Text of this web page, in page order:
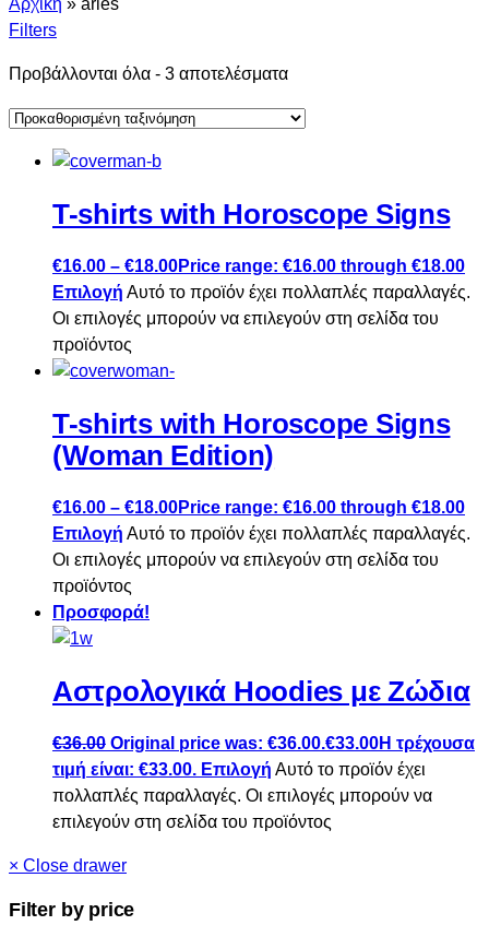
Αρχική » aries
Filters
Προβάλλονται όλα - 3 αποτελέσματα
T-shirts with Horoscope Signs
€16.00 – €18.00Price range: €16.00 through €18.00
Επιλογή Αυτό το προϊόν έχει πολλαπλές παραλλαγές.
Οι επιλογές μπορούν να επιλεγούν στη σελίδα του
προϊόντος
T-shirts with Horoscope Signs
(Woman Edition)
€16.00 – €18.00Price range: €16.00 through €18.00
Επιλογή Αυτό το προϊόν έχει πολλαπλές παραλλαγές.
Οι επιλογές μπορούν να επιλεγούν στη σελίδα του
προϊόντος
Προσφορά!
Αστρολογικά Hoodies με Ζώδια
€36.00 Original price was: €36.00.€33.00Η τρέχουσα
τιμή είναι: €33.00. Επιλογή Αυτό το προϊόν έχει
πολλαπλές παραλλαγές. Οι επιλογές μπορούν να
επιλεγούν στη σελίδα του προϊόντος
× Close drawer
Filter by price